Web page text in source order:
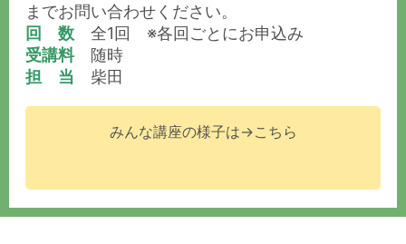
までお問い合わせください。
回 数 全1回 ※各回ごとにお申込み
受講料随時
担 当 柴田
みんな講座の様子は→こちら